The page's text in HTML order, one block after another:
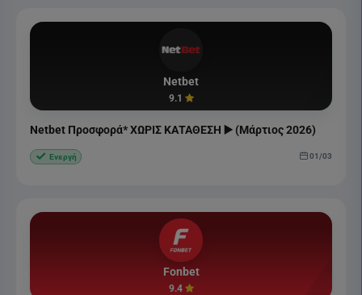
Netbet
9.1
Netbet Προσφορά* ΧΩΡΙΣ ΚΑΤΑΘΕΣΗ ▶️ (Μάρτιος 2026)
Ενεργή 01/03
Fonbet
9.4